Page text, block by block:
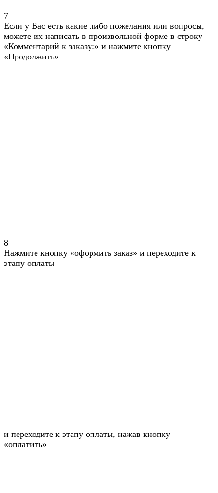
7
Если у Вас есть какие либо пожелания или вопросы,
можете их написать в произвольной форме в строку
«Комментарий к заказу:» и нажмите кнопку
«Продолжить»
8
Нажмите кнопку «оформить заказ» и переходите к
этапу оплаты
и переходите к этапу оплаты, нажав кнопку
«оплатить»